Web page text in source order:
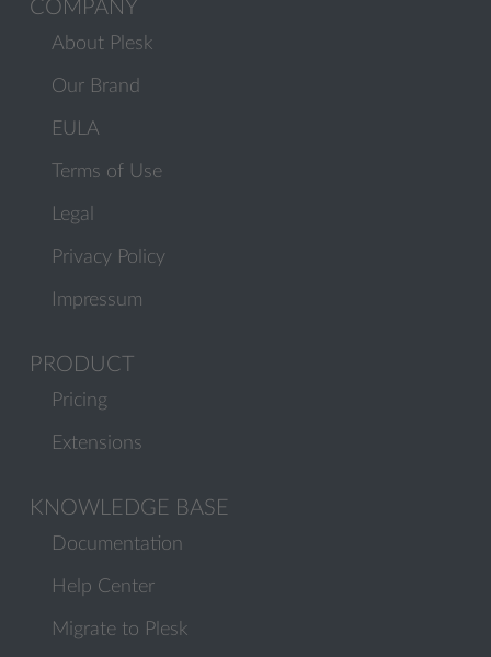
COMPANY
About Plesk
Our Brand
EULA
Terms of Use
Legal
Privacy Policy
Impressum
PRODUCT
Pricing
Extensions
KNOWLEDGE BASE
Documentation
Help Center
Migrate to Plesk